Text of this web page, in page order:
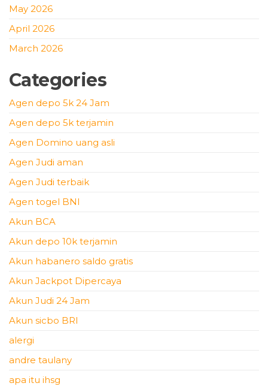
May 2026
April 2026
March 2026
Categories
Agen depo 5k 24 Jam
Agen depo 5k terjamin
Agen Domino uang asli
Agen Judi aman
Agen Judi terbaik
Agen togel BNI
Akun BCA
Akun depo 10k terjamin
Akun habanero saldo gratis
Akun Jackpot Dipercaya
Akun Judi 24 Jam
Akun sicbo BRI
alergi
andre taulany
apa itu ihsg